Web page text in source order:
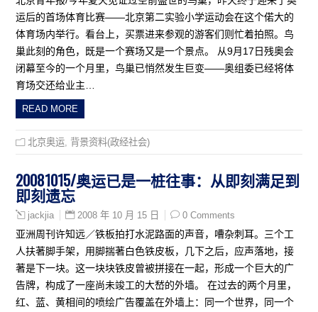
运后的首场体育比赛——北京第二实验小学运动会在这个偌大的
体育场内举行。看台上，买票进来参观的游客们则忙着拍照。鸟
巢此刻的角色，既是一个赛场又是一个景点。 从9月17日残奥会
闭幕至今的一个月里，鸟巢已悄然发生巨变——奥组委已经将体
育场交还给业主…
READ MORE
北京奥运 背景资料(政经社会)
20081015/奥运已是一桩往事：从即刻满足到
即刻遗忘
jackjia 2008 年 10 月 15 日 0 Comments
亚洲周刊许知远／铁板拍打水泥路面的声音，嘈杂刺耳。三个工
人扶著脚手架，用脚揣著白色铁皮板，几下之后，应声落地，接
著是下一块。这一块块铁皮曾被拼接在一起，形成一个巨大的广
告牌，构成了一座尚未竣工的大嵆的外墙。 在过去的两个月里，
红、蓝、黄相间的喷绘广告覆盖在外墙上：同一个世界，同一个